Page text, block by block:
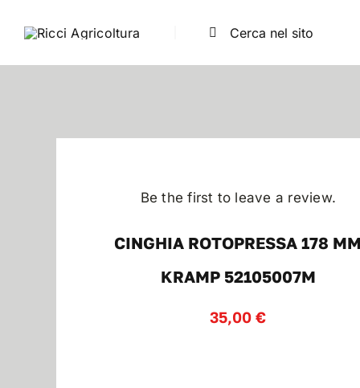
Cerca
Be the first to leave a review.
CINGHIA ROTOPRESSA 178
KRAMP 52105007M
35,00€